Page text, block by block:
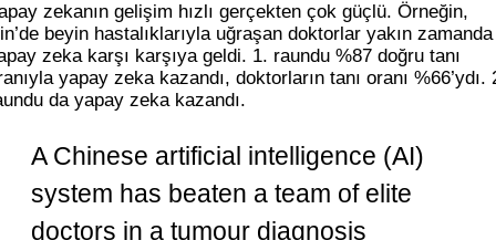
zekanın gelişim hızlı gerçekten çok güçlü. Örneğin,
beyin hastalıklarıyla uğraşan doktorlar yakın zamanda
zeka karşı karşıya geldi. 1. raundu %87 doğru tanı
yapay zeka kazandı, doktorların tanı oranı %66’ydı.
da yapay zeka kazandı.
A Chinese artificial intelligence (AI)
system has beaten a team of elite
doctors in a tumour diagnosis